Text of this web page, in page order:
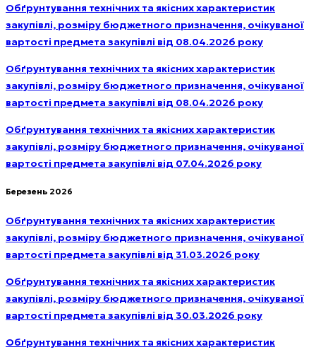
Обґрунтування технічних та якісних характеристик
закупівлі, розміру бюджетного призначення, очікуваної
вартості предмета закупівлі від 08.04.2026 року
Обґрунтування технічних та якісних характеристик
закупівлі, розміру бюджетного призначення, очікуваної
вартості предмета закупівлі від 08.04.2026 року
Обґрунтування технічних та якісних характеристик
закупівлі, розміру бюджетного призначення, очікуваної
вартості предмета закупівлі від 07.04.2026 року
Березень 2026
Обґрунтування технічних та якісних характеристик
закупівлі, розміру бюджетного призначення, очікуваної
вартості предмета закупівлі від 31.03.2026 року
Обґрунтування технічних та якісних характеристик
закупівлі, розміру бюджетного призначення, очікуваної
вартості предмета закупівлі від 30.03.2026 року
Обґрунтування технічних та якісних характеристик